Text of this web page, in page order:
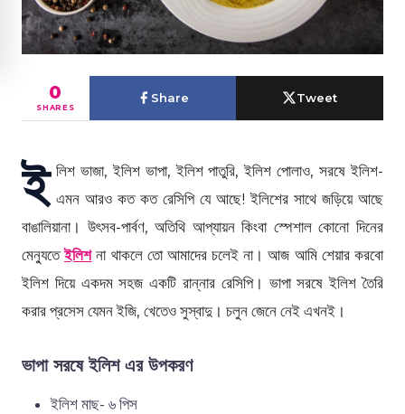
0
SHARES
Share Tweet
ই লিশ ভাজা, ইলিশ ভাপা, ইলিশ পাতুরি, ইলিশ পোলাও, সরষে ইলিশ-
এমন আরও কত কত রেসিপি যে আছে! ইলিশের সাথে জড়িয়ে আছে
বাঙালিয়ানা। উৎসব-পার্বণ, অতিথি আপ্যায়ন কিংবা স্পেশাল কোনো দিনের
মেন্যুতেইলিশনা থাকলে তো আমাদের চলেই না। আজ আমি শেয়ার করবো
ইলিশ দিয়ে একদম সহজ একটি রান্নার রেসিপি। ভাপা সরষে ইলিশ তৈরি
করার প্রসেস যেমন ইজি, খেতেও সুস্বাদু। চলুন জেনে নেই এখনই।
ভাপা সরষে ইলিশ এর উপকরণ
ইলিশ মাছ- ৬ পিস